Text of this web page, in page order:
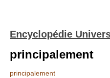
Encyclopédie
principalement
principalement